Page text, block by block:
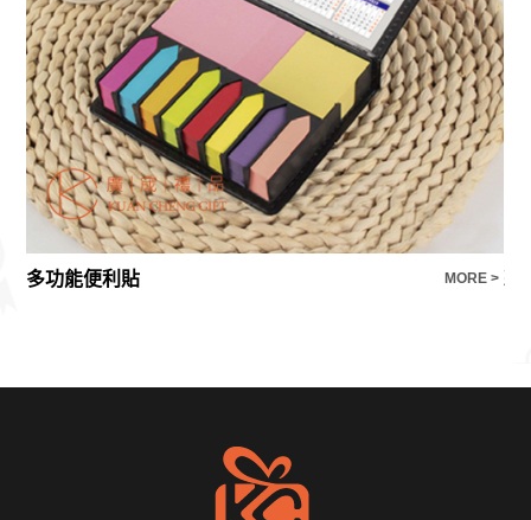
多功能便利貼 MORE > 彩